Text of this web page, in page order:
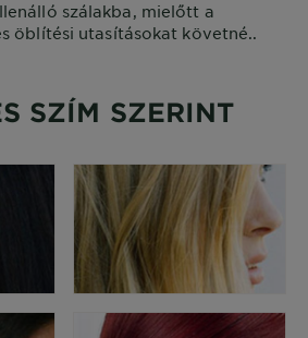
szálakba, mielőtt a
öblítési utasításokat követné..
SZÍM SZERINT